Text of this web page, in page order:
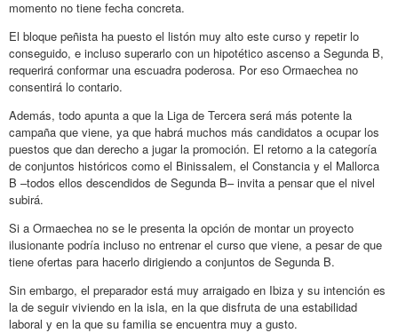
momento no tiene fecha concreta.
El bloque peñista ha puesto el listón muy alto este curso y repetir lo
conseguido, e incluso superarlo con un hipotético ascenso a Segunda B,
requerirá conformar una escuadra poderosa. Por eso Ormaechea no
consentirá lo contario.
Además, todo apunta a que la Liga de Tercera será más potente la
campaña que viene, ya que habrá muchos más candidatos a ocupar los
puestos que dan derecho a jugar la promoción. El retorno a la categoría
de conjuntos históricos como el Binissalem, el Constancia y el Mallorca
B –todos ellos descendidos de Segunda B– invita a pensar que el nivel
subirá.
Si a Ormaechea no se le presenta la opción de montar un proyecto
ilusionante podría incluso no entrenar el curso que viene, a pesar de que
tiene ofertas para hacerlo dirigiendo a conjuntos de Segunda B.
Sin embargo, el preparador está muy arraigado en Ibiza y su intención es
la de seguir viviendo en la isla, en la que disfruta de una estabilidad
laboral y en la que su familia se encuentra muy a gusto.